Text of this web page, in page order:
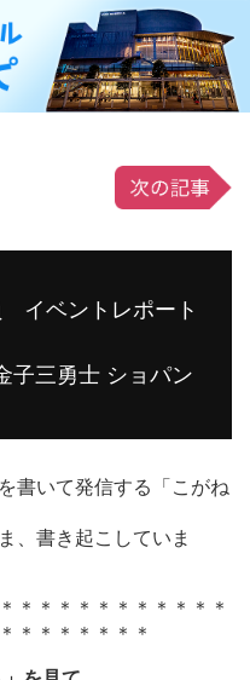
イベントレポート
子三勇士 ショパン
書いて発信する「こがね
、書き起こしていま
＊＊＊＊＊＊＊＊＊＊＊
＊＊＊＊＊＊＊